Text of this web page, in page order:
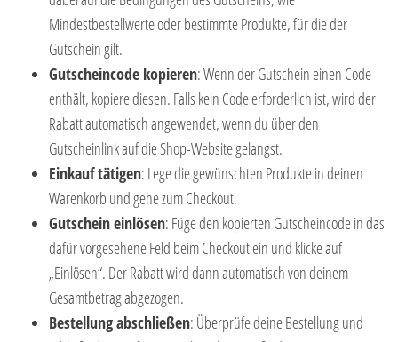
Mindestbestellwerte oder bestimmte Produkte, für die der
Gutschein gilt.
Gutscheincode kopieren: Wenn der Gutschein einen Code
enthält, kopiere diesen. Falls kein Code erforderlich ist, wird der
Rabatt automatisch angewendet, wenn du über den
Gutscheinlink auf die Shop-Website gelangst.
Einkauf tätigen: Lege die gewünschten Produkte in deinen
Warenkorb und gehe zum Checkout.
Gutschein einlösen: Füge den kopierten Gutscheincode in das
dafür vorgesehene Feld beim Checkout ein und klicke auf
„Einlösen“. Der Rabatt wird dann automatisch von deinem
Gesamtbetrag abgezogen.
Bestellung abschließen: Überprüfe deine Bestellung und